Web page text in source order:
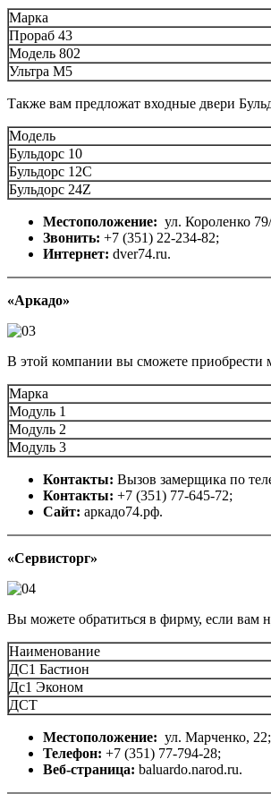
Марка
Прораб 43
Модель 802
Ультра М5
Также вам предложат входные двери
Модель
Бульдорс 10
Бульдорс 12С
Бульдорс 24Z
Местоположение: ул. Короленко
Звонить: +7 (351) 22-234-82;
Интернет: dver74.ru.
«Аркадо»
В этой компании вы сможете приобрести
Марка
Модуль 1
Модуль 2
Модуль 3
Контакты: Вызов замерщика по
Контакты: +7 (351) 77-645-72;
Сайт: аркадо74.рф.
«Сервисторг»
Вы можете обратиться в фирму, если вам
Наименование
ДС1 Бастион
Дс1 Эконом
ДСТ
Местоположение: ул. Марченко, 22;
Телефон: +7 (351) 77-794-28;
Веб-страница: baluardo.narod.ru.